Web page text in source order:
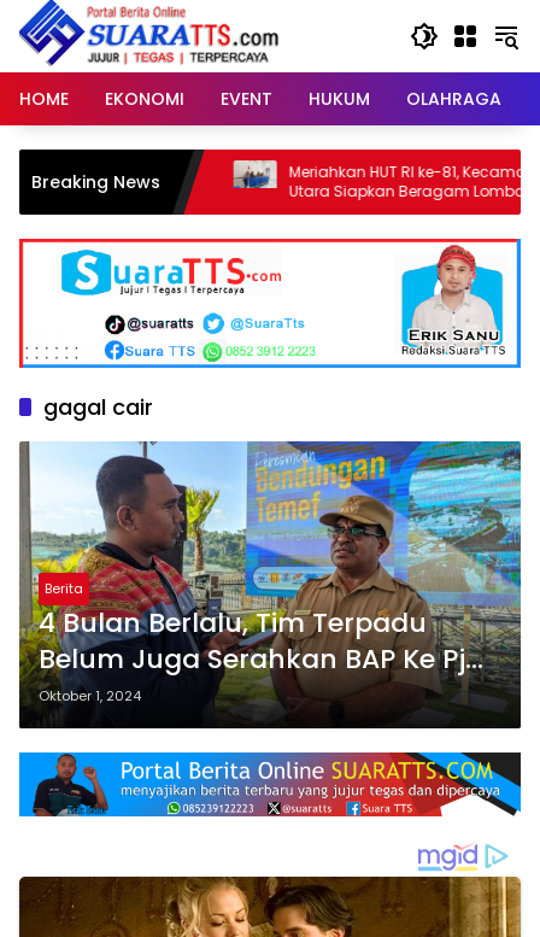
Langsung
konten
HOME
EKONOMI EVENT HUKUM OLAHRAGA
Breaking News
NTT Lewat
Meriahkan HUT RI ke-81, Kecamatan Mollo
Utara Siapkan Beragam Lomba dan
Parade Budaya, Judi Dilarang
gagal cair
Berita
4 Bulan Berlalu, Tim Terpadu
Belum Juga Serahkan BAP Ke Pj
Bupati TTS, Marcu : Pj Bupati
Harus Tegas
Oktober 1, 2024